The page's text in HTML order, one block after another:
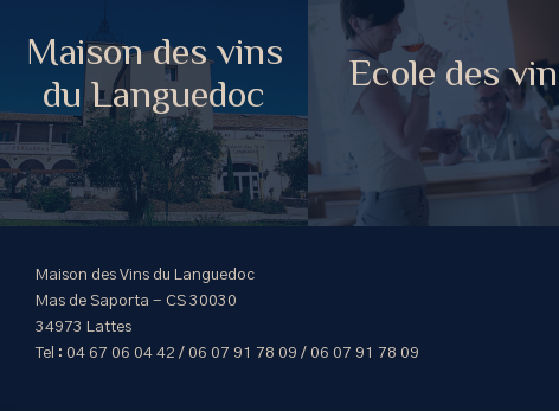
Maison des vins
du Languedoc
Ecole des
Maison des Vins du Languedoc
Mas de Saporta - CS 30030
34973 Lattes
Tel : 04 67 06 04 42 / 06 07 91 78 09 / 06 07 91 78 09